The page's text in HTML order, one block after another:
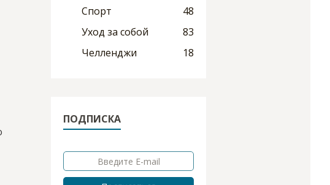
Спорт
48
Уход за собой
83
Челленджи
18
ПОДПИСКА